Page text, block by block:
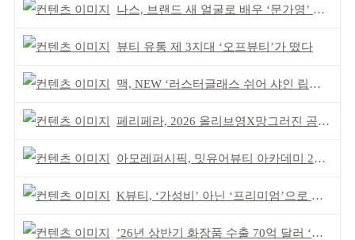
나스, 브랜드 새 얼굴로 배우 ‘문가영’ 발탁
뷰티 유통 제 3지대 ‘오프뷰티’가 떴다
맥, NEW ‘러스터글래스 쉬어 샤인 립스틱’ 출시
페리페라, 2026 올리브영X망그러진 곰 콜라보
아모레퍼시픽, 밋유어뷰티 아카데미 2기 발대식
K뷰티, ‘가성비’ 아닌 ‘프리미엄’으로 승부걸어야
’26년 상반기 화장품 수출 70억 달러 ‘역대 최고’